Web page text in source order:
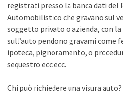
registrati presso la banca dati del
Automobilistico che gravano sul
soggetto privato o azienda, con la
sull’auto pendono gravami come
ipoteca, pignoramento, o
sequestro ecc.ecc.
Chi può richiedere una visura